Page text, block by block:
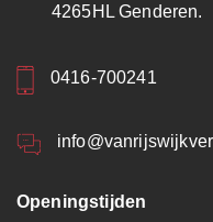
4265HL Genderen.
0416-700241
Openingstijden